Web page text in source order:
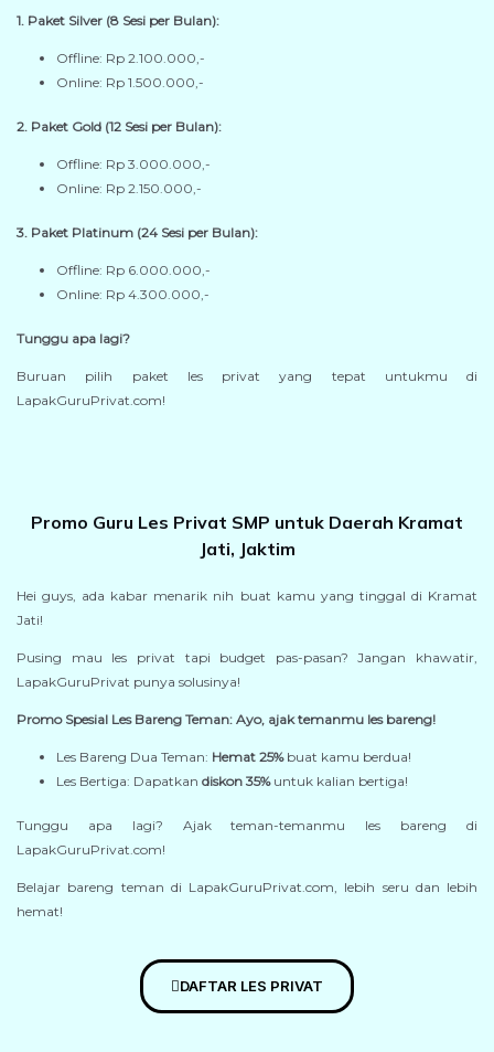
1. Paket Silver (8 Sesi per Bulan):
Offline: Rp 2.100.000,-
Online: Rp 1.500.000,-
2. Paket Gold (12 Sesi per Bulan):
Offline: Rp 3.000.000,-
Online: Rp 2.150.000,-
3. Paket Platinum (24 Sesi per Bulan):
Offline: Rp 6.000.000,-
Online: Rp 4.300.000,-
Tunggu apa lagi?
Buruan pilih paket les privat yang tepat untukmu di
LapakGuruPrivat.com!
Promo Guru Les Privat SMP untuk Daerah Kramat
Jati, Jaktim
Hei guys, ada kabar menarik nih buat kamu yang tinggal di Kramat
Jati!
Pusing mau les privat tapi budget pas-pasan? Jangan khawatir,
LapakGuruPrivat punya solusinya!
Promo Spesial Les Bareng Teman: Ayo, ajak temanmu les bareng!
Les Bareng Dua Teman: Hemat 25%buat kamu berdua!
Les Bertiga: Dapatkan diskon 35%untuk kalian bertiga!
Tunggu apa lagi? Ajak teman-temanmu les bareng di
LapakGuruPrivat.com!
Belajar bareng teman di LapakGuruPrivat.com, lebih seru dan lebih
hemat!
DAFTAR LES PRIVAT